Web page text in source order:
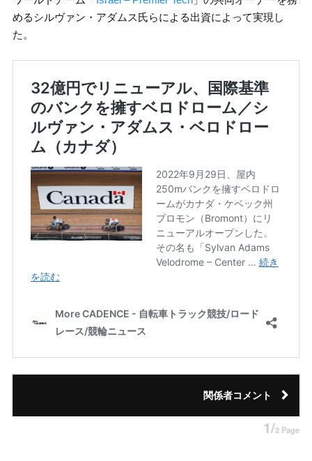
めるシルヴァン・アダムス氏らによる出資によって実現し
た。
関係者コメント
1/2 Page